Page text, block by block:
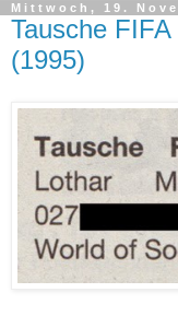
Mittwoch, 19.
Tausche
(1995)